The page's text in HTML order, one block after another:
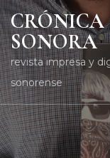
CRÓNICA
SONORA
revista impresa y
sonorense